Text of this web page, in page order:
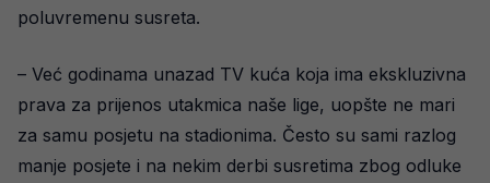
poluvremenu susreta.
– Već godinama unazad TV kuća koja ima ekskluzivna
prava za prijenos utakmica naše lige, uopšte ne mari
za samu posjetu na stadionima. Često su sami razlog
manje posjete i na nekim derbi susretima zbog odluke